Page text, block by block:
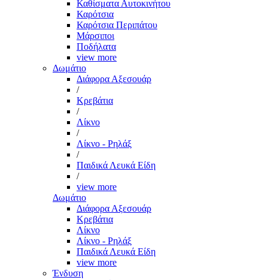
Καθίσματα Αυτοκινήτου
Καρότσια
Καρότσια Περιπάτου
Μάρσιποι
Ποδήλατα
view more
Δωμάτιο
Διάφορα Αξεσουάρ
/
Κρεβάτια
/
Λίκνο
/
Λίκνο - Ρηλάξ
/
Παιδικά Λευκά Είδη
/
view more
Δωμάτιο
Διάφορα Αξεσουάρ
Κρεβάτια
Λίκνο
Λίκνο - Ρηλάξ
Παιδικά Λευκά Είδη
view more
Ένδυση